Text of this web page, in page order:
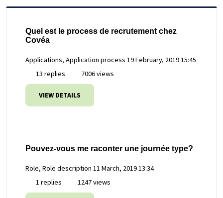
Quel est le process de recrutement chez
Covéa
Applications, Application process 19 February, 2019 15:45
13 replies
7006 views
VIEW DETAILS
Pouvez-vous me raconter une journée type?
Role, Role description 11 March, 2019 13:34
1 replies
1247 views